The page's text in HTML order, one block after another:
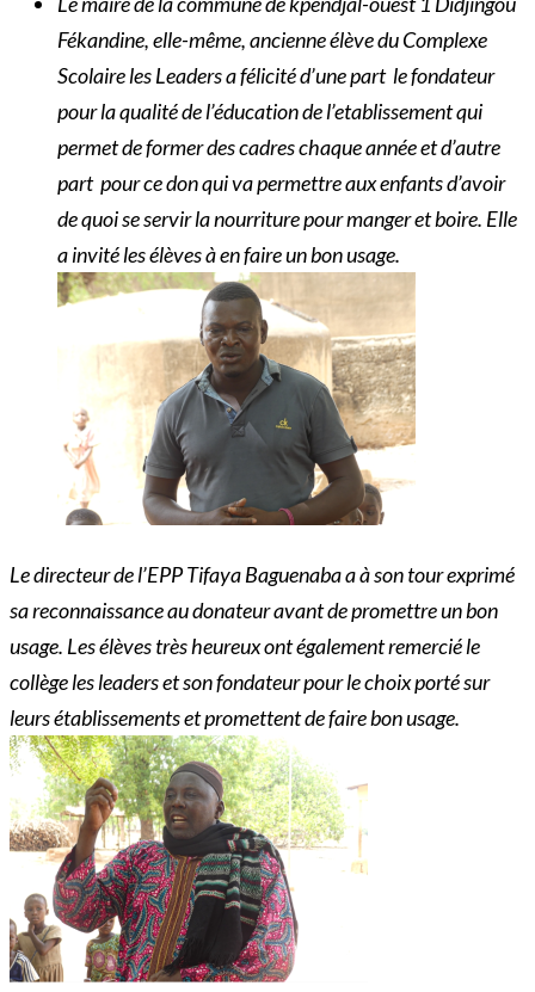
Fékandine, elle-même, ancienne élève du Complexe
Scolaire les Leaders a félicité d’une part le fondateur
pour la qualité de l’éducation de l’etablissement qui
permet de former des cadres chaque année et d’autre
part pour ce don qui va permettre aux enfants d’avoir
de quoi se servir la nourriture pour manger et boire. Elle
a invité les élèves à en faire un bon usage.
Le directeur de l’EPP Tifaya Baguenaba a à son tour exprimé
sa reconnaissance au donateur avant de promettre un bon
usage. Les élèves très heureux ont également remercié le
collège les leaders et son fondateur pour le choix porté sur
leurs établissements et promettent de faire bon usage.